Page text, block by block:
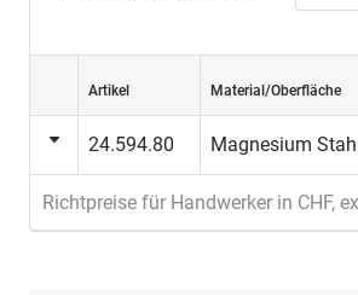
Artikel Material/Oberfläche
24.594.80 Magnesium
Richtpreise für Handwerker in CHF,